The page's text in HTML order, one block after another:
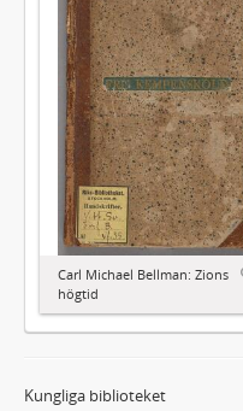
Carl Michael Bellman: Zions
högtid
Kungliga biblioteket